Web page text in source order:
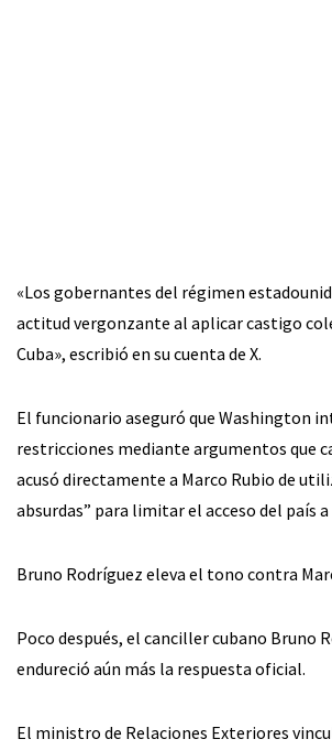
«Los gobernantes del régimen
actitud vergonzante al aplicar castigo
Cuba», escribió en su cuenta de X.
El funcionario aseguró que Washington
restricciones mediante argumentos que
acusó directamente a Marco Rubio de
absurdas” para limitar el acceso del país
Bruno Rodríguez eleva el tono contra
Poco después, el canciller cubano Bruno
endureció aún más la respuesta oficial.
El ministro de Relaciones Exteriores